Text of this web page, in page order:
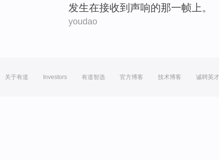
发生在接收到声响的那一帧 上。
youdao
关于有道 Investors 有道智选 官方博客 技术博客 诚聘英才